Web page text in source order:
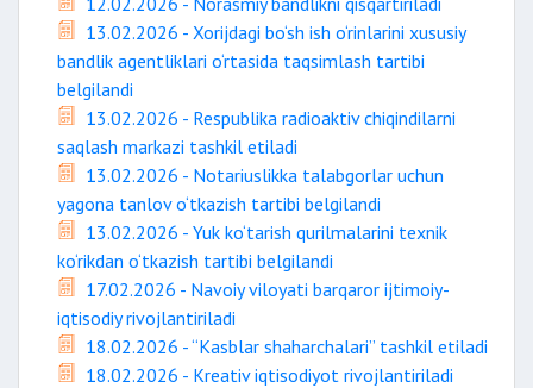
13.02.2026 - Xorijdagi bo‘sh ish o‘rinlarini xususiy
bandlik agentliklari o‘rtasida taqsimlash tartibi
belgilandi
13.02.2026 - Respublika radioaktiv chiqindilarni
saqlash markazi tashkil etiladi
13.02.2026 - Notariuslikka talabgorlar uchun
yagona tanlov o‘tkazish tartibi belgilandi
13.02.2026 - Yuk ko‘tarish qurilmalarini texnik
ko‘rikdan o‘tkazish tartibi belgilandi
17.02.2026 - Navoiy viloyati barqaror ijtimoiy-
iqtisodiy rivojlantiriladi
18.02.2026 - “Kasblar shaharchalari” tashkil etiladi
18.02.2026 - Kreativ iqtisodiyot rivojlantiriladi